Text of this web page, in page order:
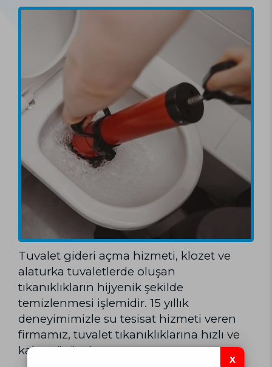
Tuvalet gideri açma hizmeti, klozet ve
alaturka tuvaletlerde oluşan
tıkanıklıkların hijyenik şekilde
temizlenmesi işlemidir. 15 yıllık
deneyimimizle su tesisat hizmeti veren
firmamız, tuvalet tıkanıklıklarına hızlı ve
kalıcı çözümler sunuyor.